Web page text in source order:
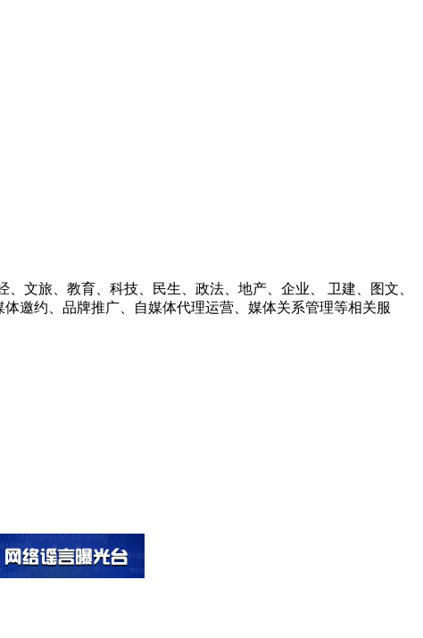
文旅、教育、科技、民生、政法、地产、企业、 卫建、图文、
邀约、品牌推广、自媒体代理运营、媒体关系管理等相关服